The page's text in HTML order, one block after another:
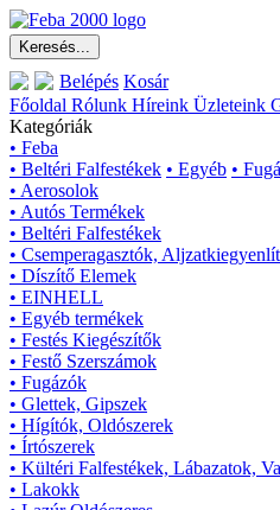
Belépés Kosár
Főoldal Rólunk Híreink Üzleteink
Kategóriák
• Feba
• Beltéri Falfestékek • Egyéb •
• Aerosolok
• Autós Termékek
• Beltéri Falfestékek
• Csemperagasztók,
• Díszítő Elemek
• EINHELL
• Egyéb termékek
• Festés Kiegészítők
• Festő Szerszámok
• Fugázók
• Glettek, Gipszek
• Hígítók, Oldószerek
• Írtószerek
• Kültéri Falfestékek, Lábazatok,
• Lakokk